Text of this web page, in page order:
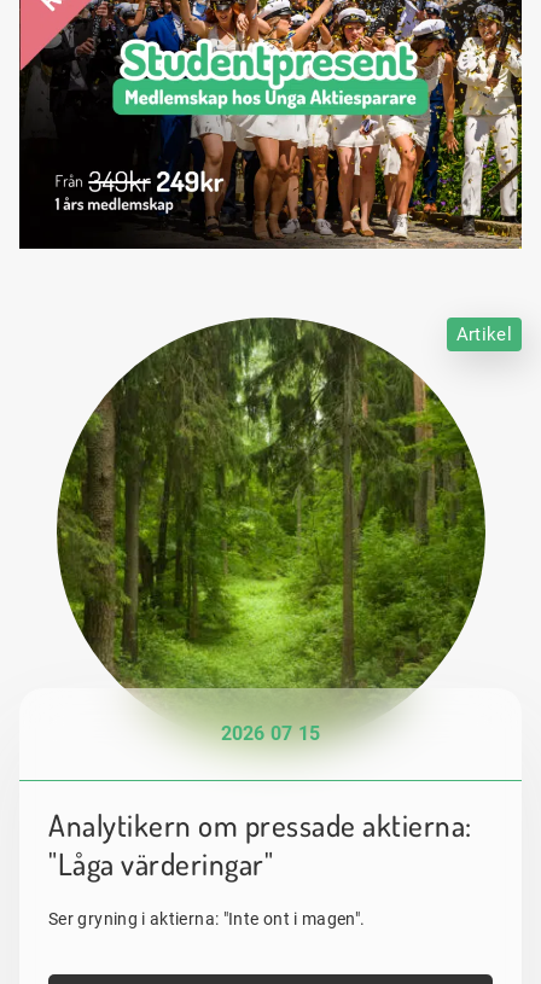
Artikel
2026 07 15
Analytikern om pressade aktierna:
"Låga värderingar"
Ser gryning i aktierna: "Inte ont i magen".